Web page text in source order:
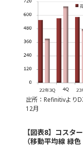
出所：Refinitivより
12月
【図表8】コスタ
（移動平均線 緑